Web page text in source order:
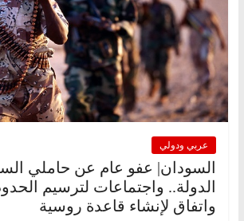
عربي ودولي
السودان| عفو عام عن حاملي
الدولة.. واجتماعات لترسيم
واتفاق لإنشاء قاعدة روسية